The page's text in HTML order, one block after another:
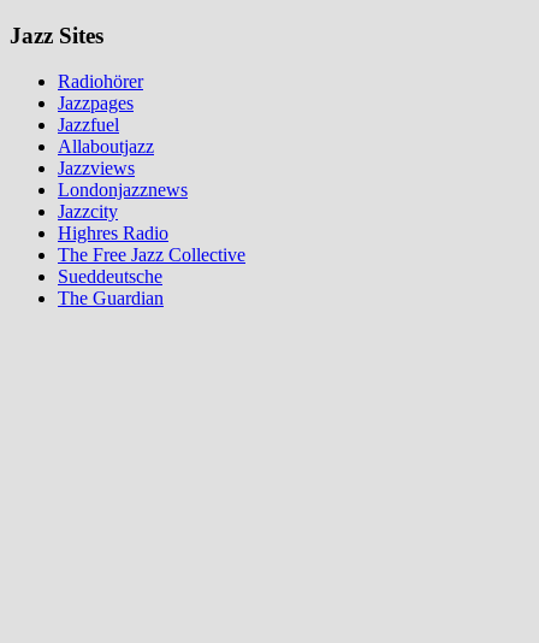
Jazz Sites
Radiohörer
Jazzpages
Jazzfuel
Allaboutjazz
Jazzviews
Londonjazznews
Jazzcity
Highres Radio
The Free Jazz Collective
Sueddeutsche
The Guardian